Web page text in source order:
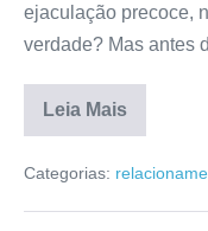
ejaculação precoce,
verdade? Mas antes
Leia Mais
LibidMan
Funciona
Fato?
Categorias: